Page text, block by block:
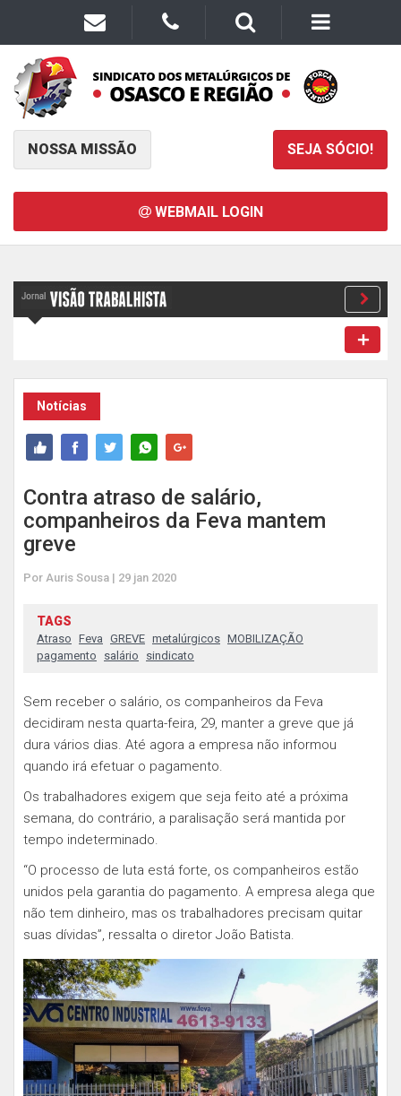
NOSSA MISSÃO SEJA SÓCIO!
WEBMAIL LOGIN
Notícias
Contra atraso de salário,
companheiros da Feva mantem
greve
Por Auris Sousa | 29 jan 2020
TAGS
Atraso Feva GREVE metalúrgicos MOBILIZAÇÃO
pagamento
salário sindicato
Sem receber o salário, os companheiros da Feva
decidiram nesta quarta-feira, 29, manter a greve que já
dura vários dias. Até agora a empresa não informou
quando irá efetuar o pagamento.
Os trabalhadores exigem que seja feito até a próxima
semana, do contrário, a paralisação será mantida por
tempo indeterminado.
“O processo de luta está forte, os companheiros estão
unidos pela garantia do pagamento. A empresa alega que
não tem dinheiro, mas os trabalhadores precisam quitar
suas dívidas”, ressalta o diretor João Batista.